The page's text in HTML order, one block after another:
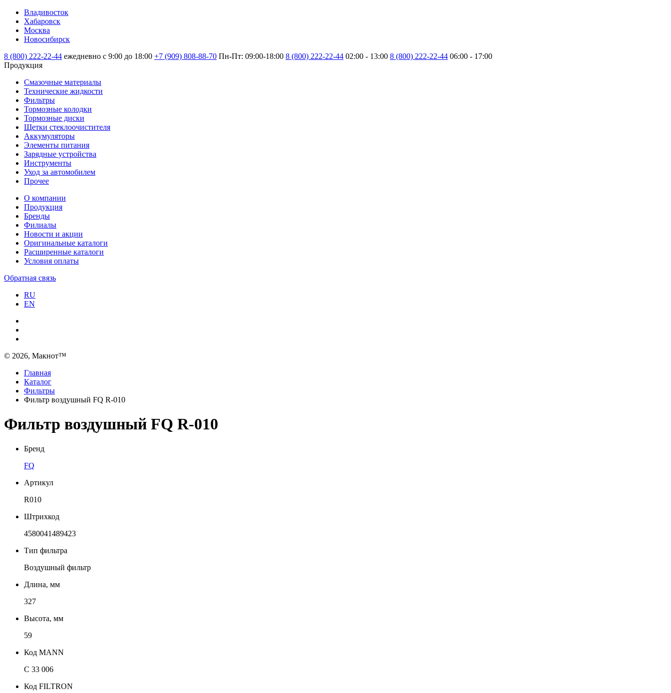
Владивосток
Хабаровск
Москва
Новосибирск
8 (800) 222-22-44 ежедневно с 9:00 до 18:00 +7 (909) 808-88-70 Пн-Пт: 09:00-18:00 8 (800) 222-22-44 02:00 - 13:00 8 (800) 222-22-44 06:00 - 17:00
Продукция
Смазочные материалы
Технические жидкости
Фильтры
Тормозные колодки
Тормозные диски
Щетки стеклоочистителя
Аккумуляторы
Элементы питания
Зарядные устройства
Инструменты
Уход за автомобилем
Прочее
О компании
Продукция
Бренды
Филиалы
Новости и акции
Оригинальные каталоги
Расширенные каталоги
Условия оплаты
Обратная связь
RU
EN
© 2026, Макнот™
Главная
Каталог
Фильтры
Фильтр воздушный FQ R-010
Фильтр воздушный FQ R-010
Бренд
FQ
Артикул
R010
Штрихкод
4580041489423
Тип фильтра
Воздушный фильтр
Длина, мм
327
Высота, мм
59
Код MANN
C 33 006
Код FILTRON